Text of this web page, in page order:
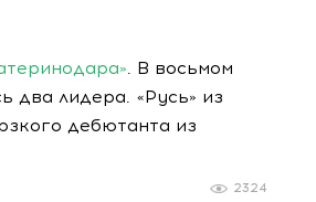
. В восьмом
два лидера. «Русь» из
дебютанта из
2324